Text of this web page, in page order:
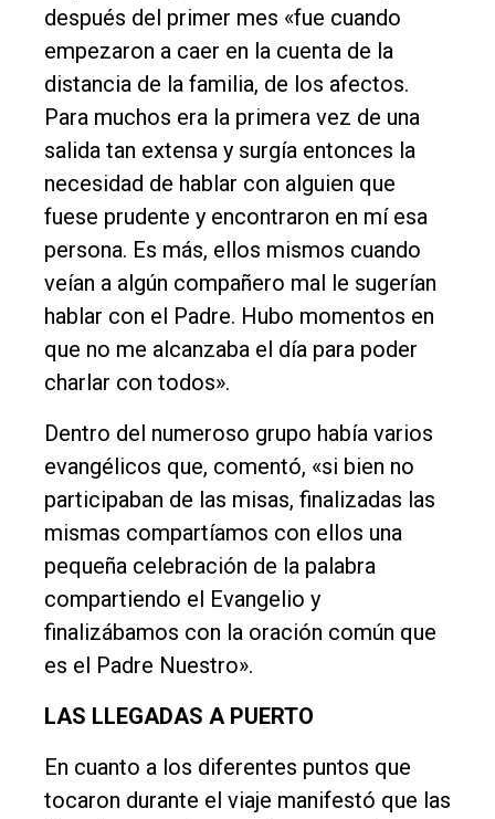
después del primer mes «fue cuando
empezaron a caer en la cuenta de la
distancia de la familia, de los afectos.
Para muchos era la primera vez de una
salida tan extensa y surgía entonces la
necesidad de hablar con alguien que
fuese prudente y encontraron en mí esa
persona. Es más, ellos mismos cuando
veían a algún compañero mal le sugerían
hablar con el Padre. Hubo momentos en
que no me alcanzaba el día para poder
charlar con todos».
Dentro del numeroso grupo había varios
evangélicos que, comentó, «si bien no
participaban de las misas, finalizadas las
mismas compartíamos con ellos una
pequeña celebración de la palabra
compartiendo el Evangelio y
finalizábamos con la oración común que
es el Padre Nuestro».
LAS LLEGADAS A PUERTO
En cuanto a los diferentes puntos que
tocaron durante el viaje manifestó que las